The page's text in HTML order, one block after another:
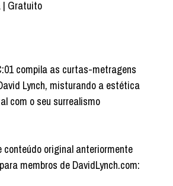
| Gratuito
compila as curtas-metragens
Lynch, misturando a estética
com o seu surrealismo
conteúdo original anteriormente
membros de DavidLynch.com: